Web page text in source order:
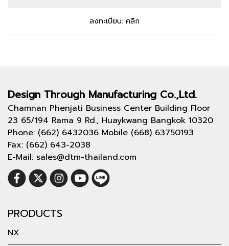
ลงทะเบียน: คลิก
Design Through Manufacturing Co.,Ltd.
Chamnan Phenjati Business Center Building Floor
23 65/194 Rama 9 Rd., Huaykwang Bangkok 10320
Phone: (662) 6432036 Mobile (668) 63750193
Fax: (662) 643-2038
E-Mail: sales@dtm-thailand.com
PRODUCTS
NX